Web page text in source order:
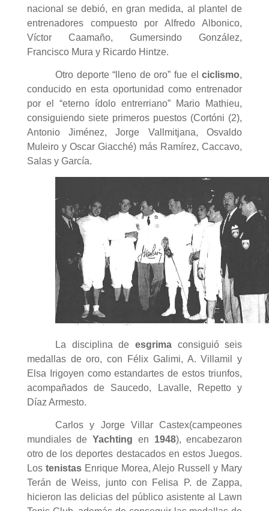
nacional se debió, en gran medida, al plantel de
entrenadores compuesto por Alfredo Albonico,
Víctor Caamaño, Gumersindo González,
Francisco Mura y Ricardo Hintze.
Otro deporte “lleno de oro” fue elciclismo,
conducido en esta oportunidad como entrenador
por el “eterno ídolo entrerriano” Mario Mathieu,
consiguiendo siete primeros puestos (Cortóni (2),
Antonio Jiménez, Jorge Vallmitjana, Osvaldo
Muleiro y Oscar Giacché) más Ramírez, Caccavo,
Salas y García.
La disciplina de esgrima consiguió seis
medallas de oro, con Félix Galimi, A. Villamil y
Elsa Irigoyen como estandartes de estos triunfos,
acompañados de Saucedo, Lavalle, Repetto y
Díaz Armesto.
Carlos y Jorge Villar Castex(campeones
mundiales deYachting en 1948), encabezaron
otro de los deportes destacados en estos Juegos.
Los tenistas Enrique Morea, Alejo Russell y Mary
Terán de Weiss, junto con Felisa P. de Zappa,
hicieron las delicias del público asistente al Lawn